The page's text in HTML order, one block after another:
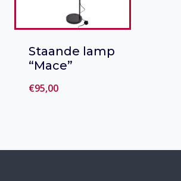
Staande lamp
“Mace”
€95,00